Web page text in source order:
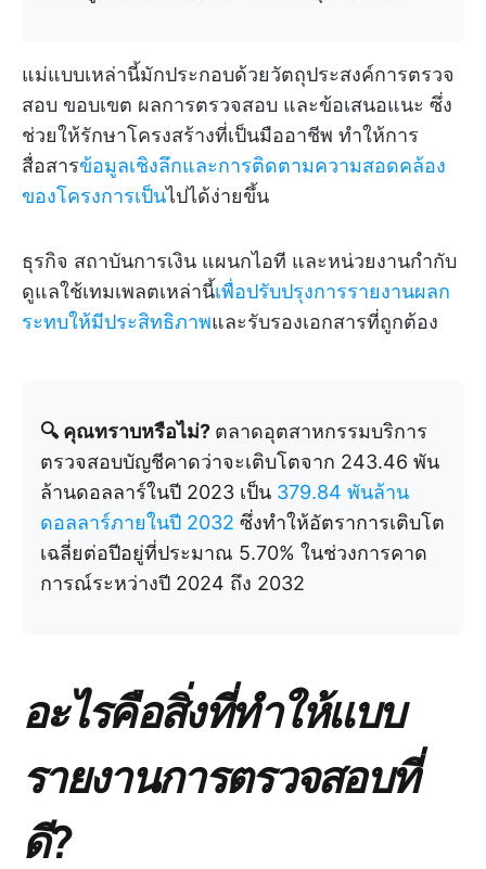
แม่แบบเหล่านี้มักประกอบด้วยวัตถุประสงค์การตรวจ
สอบ ขอบเขต ผลการตรวจสอบ และข้อเสนอแนะ ซึ่ง
ช่วยให้รักษาโครงสร้างที่เป็นมืออาชีพ ทำให้การ
สื่อสารข้อมูลเชิงลึกและการติดตามความสอดคล้อง
ของโครงการเป็นไปได้ง่ายขึ้น
ธุรกิจ สถาบันการเงิน แผนกไอที และหน่วยงานกำกับ
ดูแลใช้เทมเพลตเหล่านี้เพื่อปรับปรุงการรายงานผลก
ระทบให้มีประสิทธิภาพและรับรองเอกสารที่ถูกต้อง
🔍 คุณทราบหรือไม่? ตลาดอุตสาหกรรมบริการ
ตรวจสอบบัญชีคาดว่าจะเติบโตจาก 243.46 พัน
ล้านดอลลาร์ในปี 2023 เป็น 379.84 พันล้าน
ดอลลาร์ภายในปี 2032 ซึ่งทำให้อัตราการเติบโต
เฉลี่ยต่อปีอยู่ที่ประมาณ 5.70% ในช่วงการคาด
การณ์ระหว่างปี 2024 ถึง 2032
อะไรคือสิ่งที่ทำให้แบบ
รายงานการตรวจสอบที่
ดี?